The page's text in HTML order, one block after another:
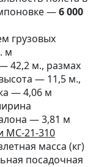
—6 000
грузовых
м
42,2 м., размах
— 11,5 м.,
— 4,06 м
— 3,81 м
МС-21-310
масса (кг)
посадочная